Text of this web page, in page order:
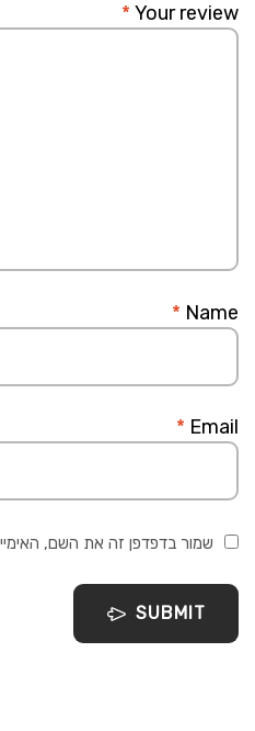
Your review
*
Name
*
Email
*
שמור בדפדפן זה את השם,
SUBMIT